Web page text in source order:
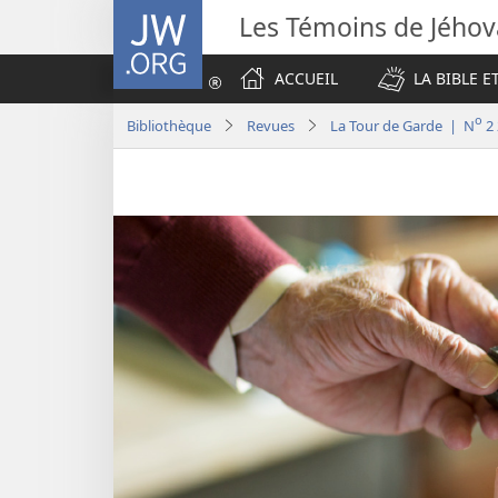
JW.ORG Les Témoins de
ACCUEIL
LA BIBLE
Bibliothèque Revues La Tour de Garde | No 2